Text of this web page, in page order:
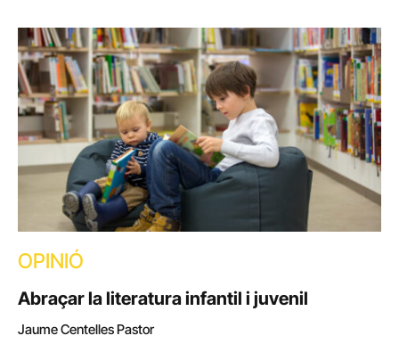
OPINIÓ
Abraçar la literatura infantil i juvenil
Jaume Centelles Pastor